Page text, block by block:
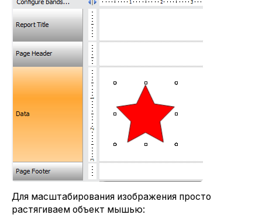
Для масштабирования изображения просто
растягиваем объект мышью: